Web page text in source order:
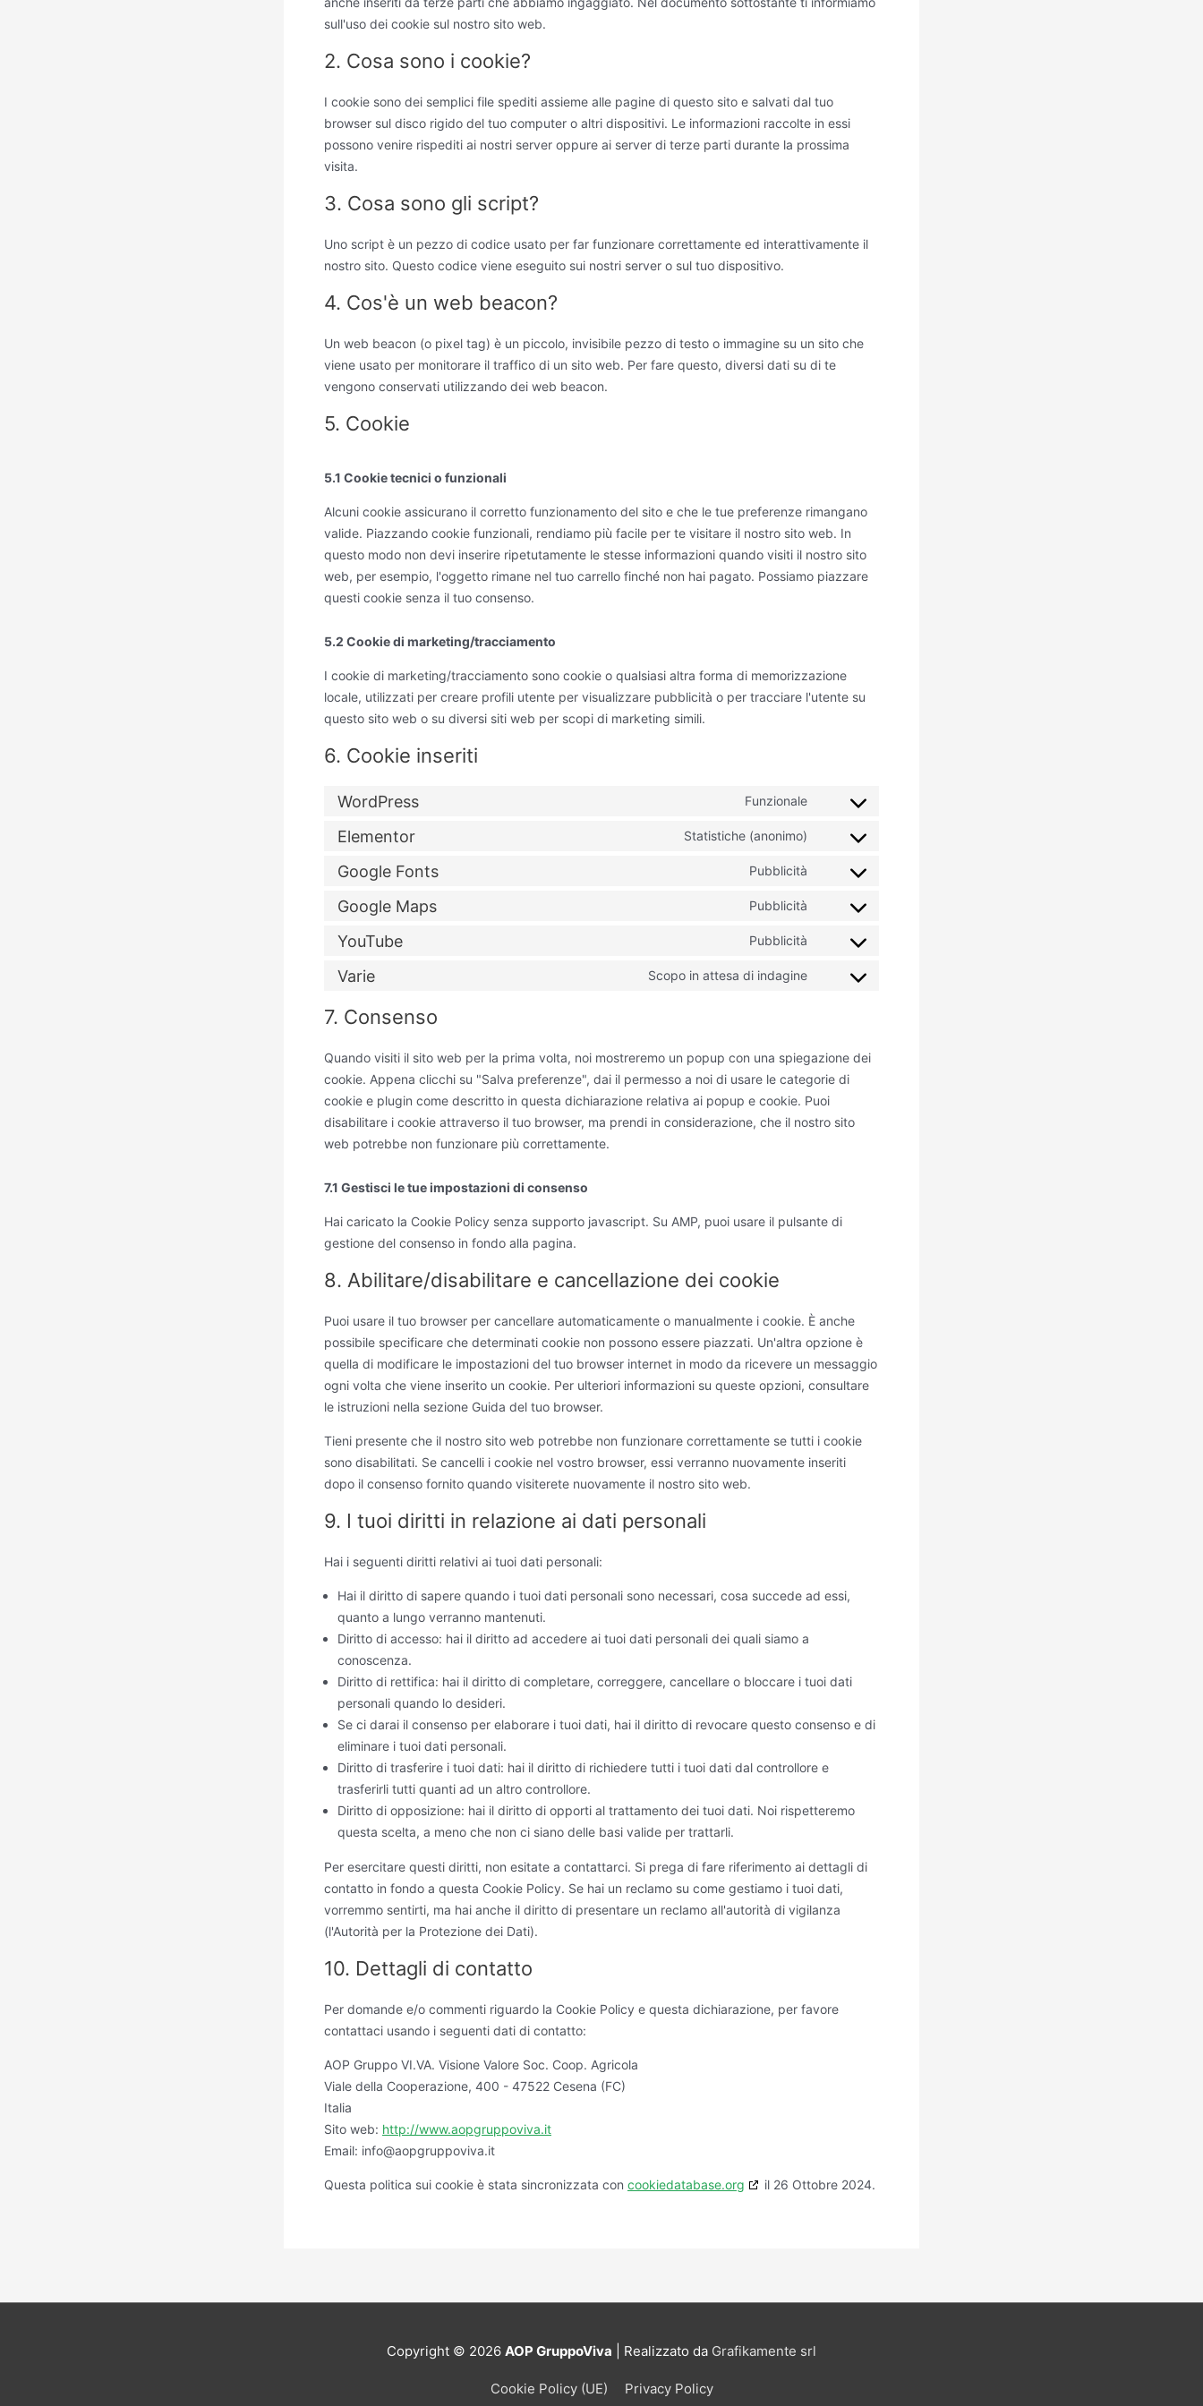
sull'uso dei cookie sul nostro sito web.
2. Cosa sono i cookie?
I cookie sono dei semplici file spediti assieme alle pagine di questo sito e salvati dal tuo
browser sul disco rigido del tuo computer o altri dispositivi. Le informazioni raccolte in essi
possono venire rispediti ai nostri server oppure ai server di terze parti durante la prossima
visita.
3. Cosa sono gli script?
Uno script è un pezzo di codice usato per far funzionare correttamente ed interattivamente il
nostro sito. Questo codice viene eseguito sui nostri server o sul tuo dispositivo.
4. Cos'è un web beacon?
Un web beacon (o pixel tag) è un piccolo, invisibile pezzo di testo o immagine su un sito che
viene usato per monitorare il traffico di un sito web. Per fare questo, diversi dati su di te
vengono conservati utilizzando dei web beacon.
5. Cookie
5.1 Cookie tecnici o funzionali
Alcuni cookie assicurano il corretto funzionamento del sito e che le tue preferenze rimangano
valide. Piazzando cookie funzionali, rendiamo più facile per te visitare il nostro sito web. In
questo modo non devi inserire ripetutamente le stesse informazioni quando visiti il nostro sito
web, per esempio, l'oggetto rimane nel tuo carrello finché non hai pagato. Possiamo piazzare
questi cookie senza il tuo consenso.
5.2 Cookie di marketing/tracciamento
I cookie di marketing/tracciamento sono cookie o qualsiasi altra forma di memorizzazione
locale, utilizzati per creare profili utente per visualizzare pubblicità o per tracciare l'utente su
questo sito web o su diversi siti web per scopi di marketing simili.
6. Cookie inseriti
WordPress Funzionale
Elementor Statistiche (anonimo)
Google Fonts Pubblicità
Google Maps Pubblicità
YouTube Pubblicità
Varie Scopo in attesa di indagine
7. Consenso
Quando visiti il sito web per la prima volta, noi mostreremo un popup con una spiegazione dei
cookie. Appena clicchi su "Salva preferenze", dai il permesso a noi di usare le categorie di
cookie e plugin come descritto in questa dichiarazione relativa ai popup e cookie. Puoi
disabilitare i cookie attraverso il tuo browser, ma prendi in considerazione, che il nostro sito
web potrebbe non funzionare più correttamente.
7.1 Gestisci le tue impostazioni di consenso
Hai caricato la Cookie Policy senza supporto javascript. Su AMP, puoi usare il pulsante di
gestione del consenso in fondo alla pagina.
8. Abilitare/disabilitare e cancellazione dei cookie
Puoi usare il tuo browser per cancellare automaticamente o manualmente i cookie. È anche
possibile specificare che determinati cookie non possono essere piazzati. Un'altra opzione è
quella di modificare le impostazioni del tuo browser internet in modo da ricevere un messaggio
ogni volta che viene inserito un cookie. Per ulteriori informazioni su queste opzioni, consultare
le istruzioni nella sezione Guida del tuo browser.
Tieni presente che il nostro sito web potrebbe non funzionare correttamente se tutti i cookie
sono disabilitati. Se cancelli i cookie nel vostro browser, essi verranno nuovamente inseriti
dopo il consenso fornito quando visiterete nuovamente il nostro sito web.
9. I tuoi diritti in relazione ai dati personali
Hai i seguenti diritti relativi ai tuoi dati personali:
Hai il diritto di sapere quando i tuoi dati personali sono necessari, cosa succede ad essi,
quanto a lungo verranno mantenuti.
Diritto di accesso: hai il diritto ad accedere ai tuoi dati personali dei quali siamo a
conoscenza.
Diritto di rettifica: hai il diritto di completare, correggere, cancellare o bloccare i tuoi dati
personali quando lo desideri.
Se ci darai il consenso per elaborare i tuoi dati, hai il diritto di revocare questo consenso e di
eliminare i tuoi dati personali.
Diritto di trasferire i tuoi dati: hai il diritto di richiedere tutti i tuoi dati dal controllore e
trasferirli tutti quanti ad un altro controllore.
Diritto di opposizione: hai il diritto di opporti al trattamento dei tuoi dati. Noi rispetteremo
questa scelta, a meno che non ci siano delle basi valide per trattarli.
Per esercitare questi diritti, non esitate a contattarci. Si prega di fare riferimento ai dettagli di
contatto in fondo a questa Cookie Policy. Se hai un reclamo su come gestiamo i tuoi dati,
vorremmo sentirti, ma hai anche il diritto di presentare un reclamo all'autorità di vigilanza
(l'Autorità per la Protezione dei Dati).
10. Dettagli di contatto
Per domande e/o commenti riguardo la Cookie Policy e questa dichiarazione, per favore
contattaci usando i seguenti dati di contatto:
AOP Gruppo VI.VA. Visione Valore Soc. Coop. Agricola
Viale della Cooperazione, 400 - 47522 Cesena (FC)
Italia
Sito web: http://www.aopgruppoviva.it
Email: info@aopgruppoviva.it
Questa politica sui cookie è stata sincronizzata con cookiedatabase.org il 26 Ottobre 2024.
Copyright © 2026 AOP GruppoViva | Realizzato da Grafikamente srl
Cookie Policy (UE) Privacy Policy